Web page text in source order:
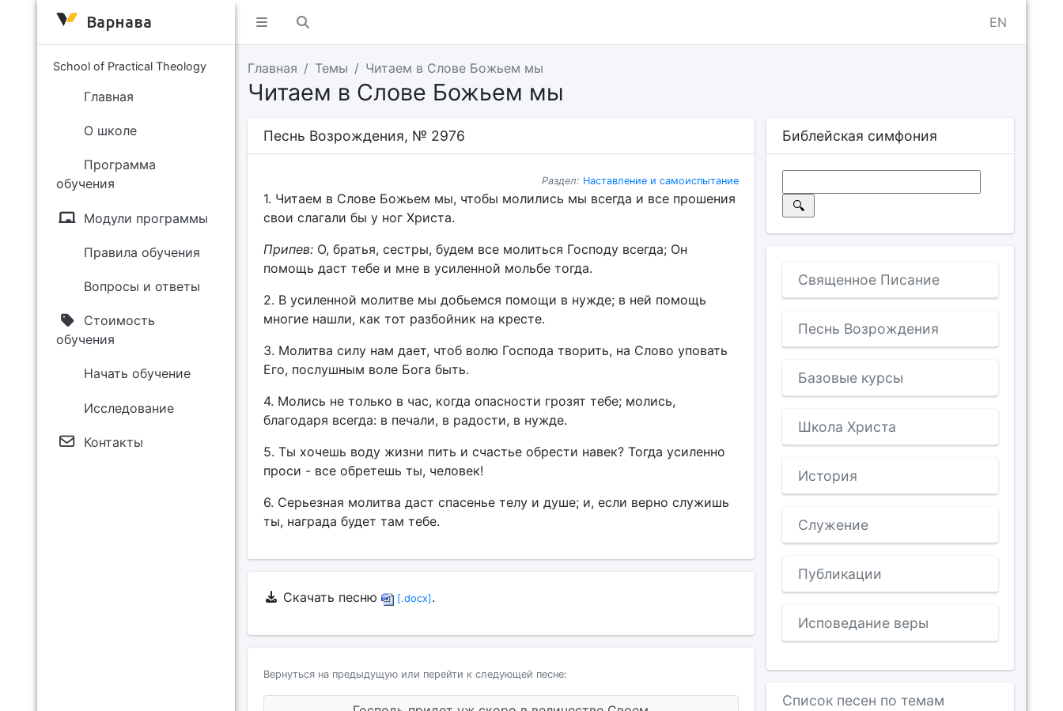
EN
Варнава
School of Practical Theology
Главная
О школе
Программа
обучения
Модули программы
Правила обучения
Вопросы и ответы
Стоимость
обучения
Начать обучение
Исследование
Контакты
Главная Темы Читаем в Слове Божьем мы
Читаем в Слове Божьем мы
Песнь Возрождения, № 2976
Раздел: Наставление и самоиспытание
1. Читаем в Слове Божьем мы, чтобы молились мы всегда и все прошения
свои слагали бы у ног Христа.
Припев: О, братья, сестры, будем все молиться Господу всегда; Он
помощь даст тебе и мне в усиленной мольбе тогда.
2. В усиленной молитве мы добьемся помощи в нужде; в ней помощь
многие нашли, как тот разбойник на кресте.
3. Молитва силу нам дает, чтоб волю Господа творить, на Слово уповать
Его, послушным воле Бога быть.
4. Молись не только в час, когда опасности грозят тебе; молись,
благодаря всегда: в печали, в радости, в нужде.
5. Ты хочешь воду жизни пить и счастье обрести навек? Тогда усиленно
проси - все обретешь ты, человек!
6. Серьезная молитва даст спасенье телу и душе; и, если верно служишь
ты, награда будет там тебе.
Скачать песню [.docx] .
Вернуться на предыдущую или перейти к следующей песне:
Библейская симфония
Священное Писание
Песнь Возрождения
Базовые курсы
Школа Христа
История
Служение
Публикации
Исповедание веры
Список песен по темам